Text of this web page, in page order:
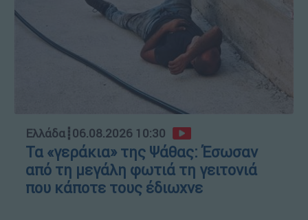
Ελλάδα┋06.08.2026 10:30
Τα «γεράκια» της Ψάθας: Έσωσαν
από τη μεγάλη φωτιά τη γειτονιά
που κάποτε τους έδιωχνε